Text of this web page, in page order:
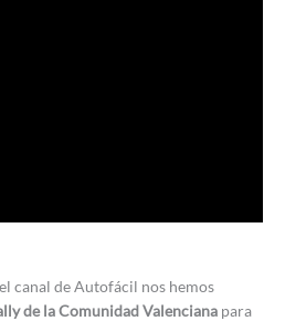
canal de Autofácil nos hemos
de la Comunidad Valenciana para